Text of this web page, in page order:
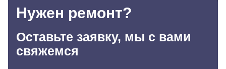
Нужен ремонт?
Оставьте заявку, мы с вами
свяжемся